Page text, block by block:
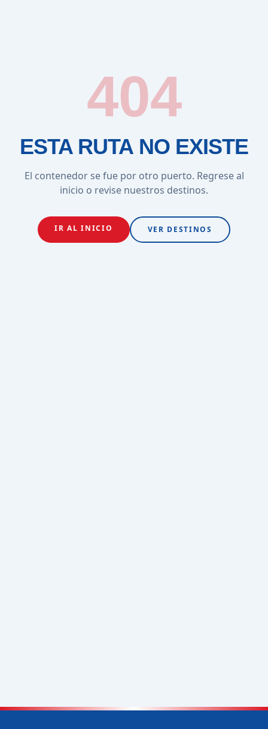
404
ESTA RUTA NO EXISTE
El contenedor se fue por otro puerto. Regrese al
inicio o revise nuestros destinos.
IR AL INICIO VER DESTINOS